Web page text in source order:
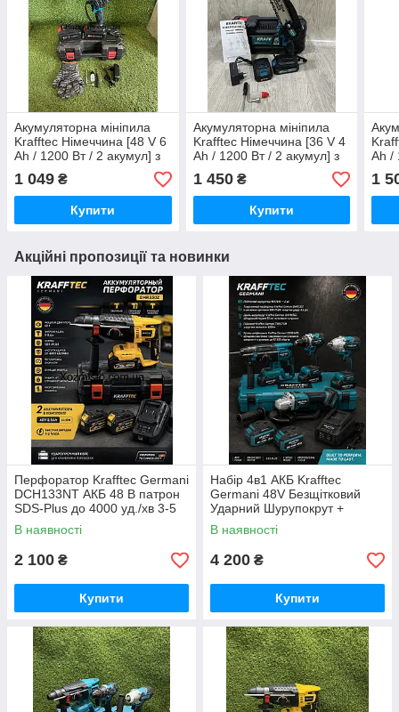
Акумуляторна мініпила
Krafftec Німеччина [48 V 6
Ah / 1200 Вт / 2 акумул] з
автоматичним мастилом 6
дюймів
1 049 ₴
Купити
Акумуляторна мініпила
Krafftec Німеччина [36 V 4
Ah / 1200 Вт / 2 акумул] з
автоматичним мастилом 8
дюймів
1 450₴
Купити
Ah /
1
Акційні пропозиції та новинки
Перфоратор Krafftec Germani
DCH133NT АКБ 48 В патрон
SDS-Plus до 4000 уд./хв 3-5
Дж
В наявності
2 100 ₴
Купити
Набір 4в1 АКБ Krafftec
Germani 48V Безщітковий
Ударний Шурупокрут +
Перфоратор + Болгарка +
Гайковерт Набір 4в1
Німеччина Синій
В наявності
4 200 ₴
Купити